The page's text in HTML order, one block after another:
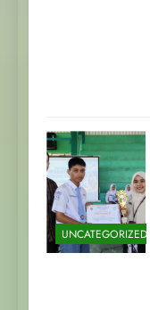
UNCATEGORIZED